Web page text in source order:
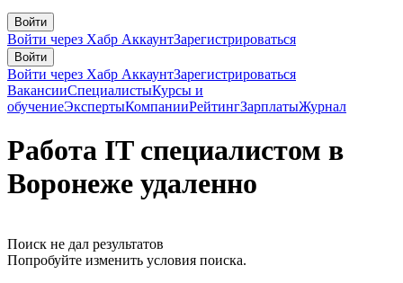
Войти
Войти через Хабр АккаунтЗарегистрироваться
Войти
Войти через Хабр АккаунтЗарегистрироваться
ВакансииСпециалистыКурсы и
обучениеЭкспертыКомпанииРейтингЗарплатыЖурнал
Работа IT специалистом в
Воронеже удаленно
Поиск не дал результатов
Попробуйте изменить условия поиска.